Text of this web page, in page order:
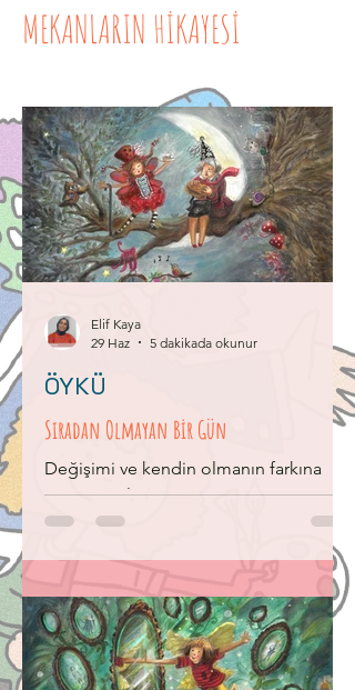
MEKANLARIN HİKAYESİ
Sıradan Olmayan Bir Gün
Değişimi ve kendin olmanın farkına
varmayı anlatıyor.
ÖYKÜ
Elif Kaya
29 Haz
5 dakikada okunur